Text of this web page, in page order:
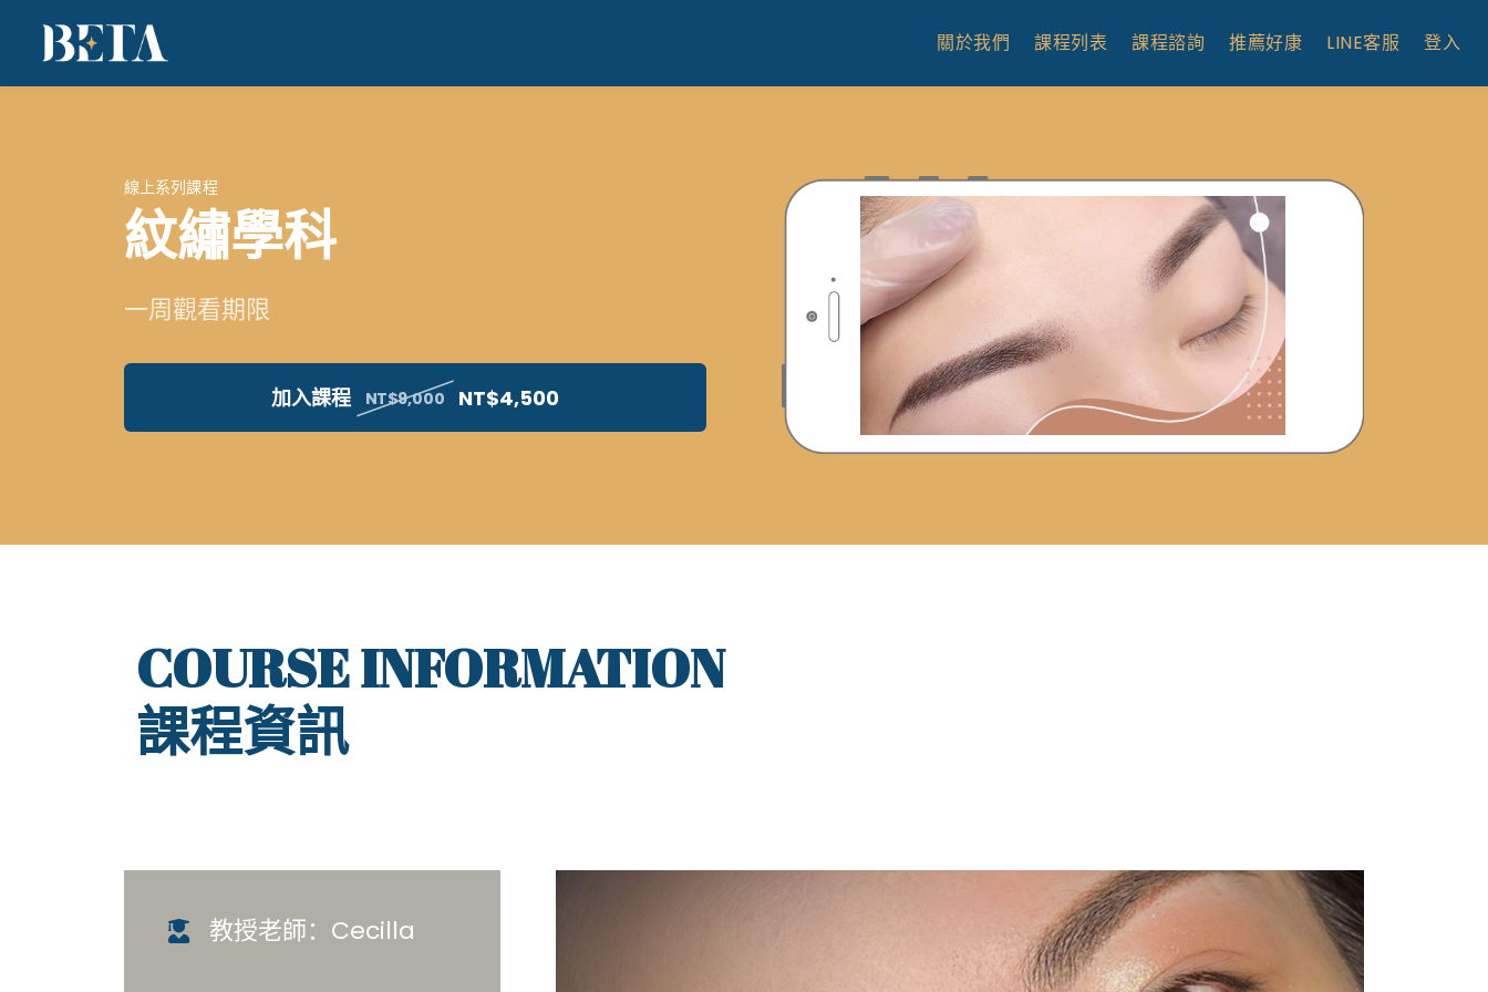
關於我們 課程列表 課程諮詢 推薦好康 LINE客服 登入
線上系列課程
紋繡學科
一周觀看期限
加入課程 NT$9,000 NT$4,500
COURSE INFORMATION
課程資訊
教授老師：Cecilla